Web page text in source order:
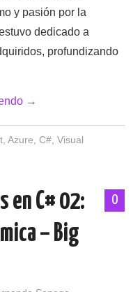
y pasión por la
dedicado a
profundizando
→
, Azure, C#, Visual
0
en C# 02:
– Big